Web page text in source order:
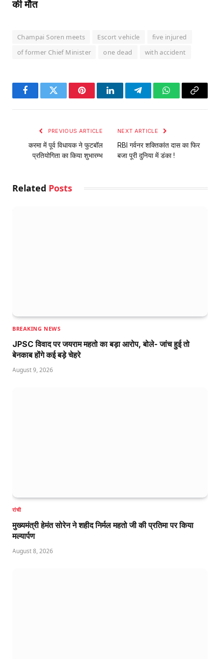
की मौत
Champai Soren meets Escort vehicle
five injured
of former Chief Minister
one dead with accident
FacebookTwitter PinterestLinkedInTelegramWhatsApp
Copy
PREVIOUS ARTICLE
करमा में पूर्व विधायक ने फुटबॉल
प्रतियोगिता का किया शुभारम्भ
NEXT ARTICLE
RBI गर्वनर शक्तिकांत दास का फिर
बजा पूरी दुनिया में डंका !
Related Posts
BREAKING NEWS
JPSC विवाद पर जयराम महतो का बड़ा आरोप, बोले- जांच हुई तो
बेनकाब होंगे कई बड़े चेहरे
August 9, 2026
रांची
मुख्यमंत्री हेमंत सोरेन ने शहीद निर्मल महतो जी की प्रतिमा पर किया
मल्यार्पण
August 8, 2026